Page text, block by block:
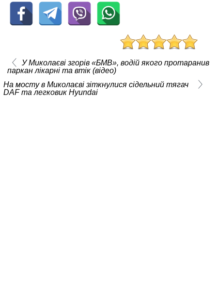
У Миколаєві згорів «БМВ», водій якого протаранив
паркан лікарні та втік (відео)
На мосту в Миколаєві зіткнулися сідельний тягач
DAF та легковик Hyundai